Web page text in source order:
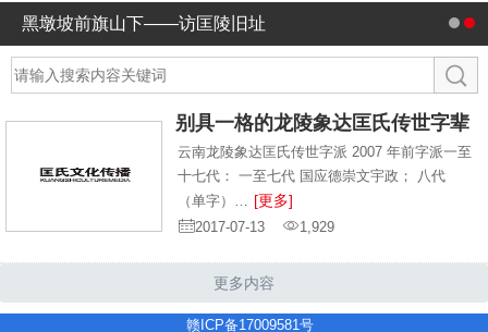
黑墩坡前旗山下——访匡陵旧址
别具一格的龙陵象达匡氏传世字辈
云南龙陵象达匡氏传世字派 2007 年前字派一至
十七代： 一至七代 国应德崇文宇政； 八代
（单字）…
[更多]
2017-07-13 1,929
更多内容
赣ICP备17009581号